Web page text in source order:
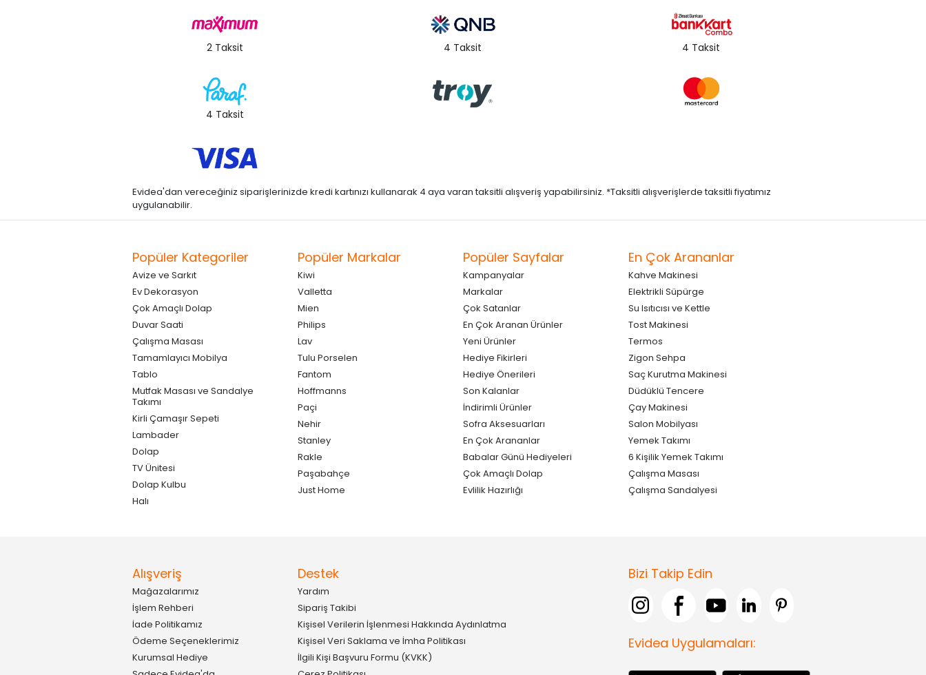
2 Taksit 4 Taksit 4 Taksit
4 Taksit
Evidea'dan vereceğiniz siparişlerinizde kredi kartınızı kullanarak 4 aya varan taksitli alışveriş yapabilirsiniz. *Taksitli alışverişlerde taksitli fiyatımız
uygulanabilir.
Popüler Kategoriler
Avize ve Sarkıt
Ev Dekorasyon
Çok Amaçlı Dolap
Duvar Saati
Çalışma Masası
Tamamlayıcı Mobilya
Tablo
Mutfak Masası ve Sandalye
Takımı
Kirli Çamaşır Sepeti
Lambader
Dolap
TV Ünitesi
Dolap Kulbu
Halı
Popüler Markalar
Kiwi
Valletta
Mien
Philips
Lav
Tulu Porselen
Fantom
Hoffmanns
Paçi
Nehir
Stanley
Rakle
Paşabahçe
Just Home
Popüler Sayfalar
Kampanyalar
Markalar
Çok Satanlar
En Çok Aranan Ürünler
Yeni Ürünler
Hediye Fikirleri
Hediye Önerileri
Son Kalanlar
İndirimli Ürünler
Sofra Aksesuarları
En Çok Arananlar
Babalar Günü Hediyeleri
Çok Amaçlı Dolap
Evlilik Hazırlığı
En Çok Arananlar
Kahve Makinesi
Elektrikli Süpürge
Su Isıtıcısı ve Kettle
Tost Makinesi
Termos
Zigon Sehpa
Saç Kurutma Makinesi
Düdüklü Tencere
Çay Makinesi
Salon Mobilyası
Yemek Takımı
6 Kişilik Yemek Takımı
Çalışma Masası
Çalışma Sandalyesi
Alışveriş
Mağazalarımız
İşlem Rehberi
İade Politikamız
Ödeme Seçeneklerimiz
Kurumsal Hediye
Destek
Yardım
Sipariş Takibi
Kişisel Verilerin İşlenmesi Hakkında Aydınlatma
Kişisel Veri Saklama ve İmha Politikası
İlgili Kişi Başvuru Formu (KVKK)
Bizi Takip Edin
Evidea Uygulamaları: